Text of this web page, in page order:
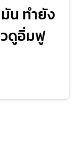
น ทำยัง
วดูอิ่มฟู